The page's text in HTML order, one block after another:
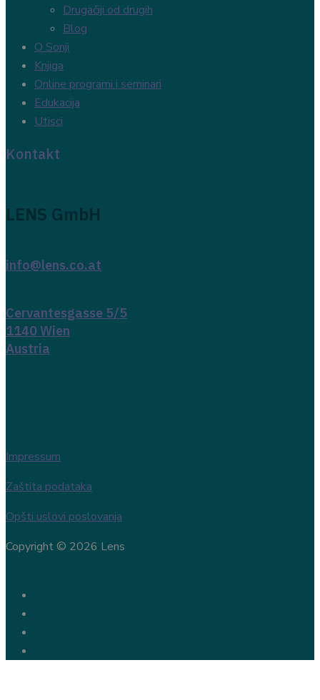
Drugačiji od drugih
Blog
O Sonji
Knjiga
Online programi i seminari
Edukacija
Utisci
Kontakt
LENS GmbH
info@lens.co.at
Cervantesgasse 5/5
1140 Wien
Austria
Impressum
Zaštita podataka
Opšti uslovi poslovanja
Copyright © 2026 Lens